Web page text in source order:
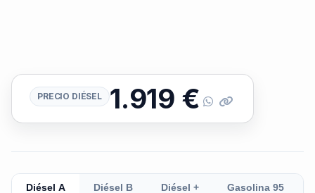
PRECIO DIÉSEL 1.919 €
Diésel A Diésel B Diésel + Gasolina 95